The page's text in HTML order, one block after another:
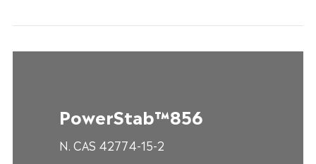
PowerStab™856
N. CAS 42774-15-2